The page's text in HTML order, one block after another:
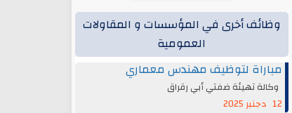
وظائف أخرى في المؤسسات و المقاولات
العمومية
مباراة لتوظيف مهندس معماري
وكالة تهيئة ضفتي أبي رقراق
12 دجنبر 2025